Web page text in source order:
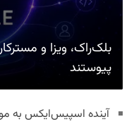
بلک‌راک، ویزا و
پیوستند
آینده اسپیس‌ایکس به